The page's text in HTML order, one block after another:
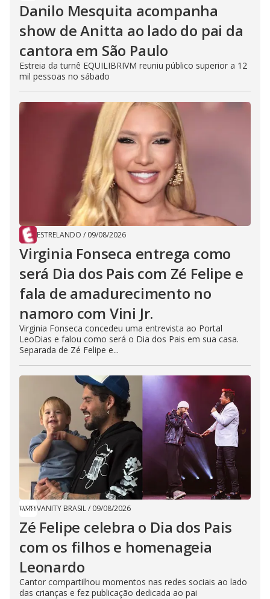
Danilo Mesquita acompanha
show de Anitta ao lado do pai da
cantora em São Paulo
Estreia da turnê EQUILIBRIVM reuniu público superior a 12
mil pessoas no sábado
ESTRELANDO / 09/08/2026
Virginia Fonseca entrega como
será Dia dos Pais com Zé Felipe e
fala de amadurecimento no
namoro com Vini Jr.
Virginia Fonseca concedeu uma entrevista ao Portal
LeoDias e falou como será o Dia dos Pais em sua casa.
Separada de Zé Felipe e...
VANITY BRASIL/ 09/08/2026
Zé Felipe celebra o Dia dos Pais
com os filhos e homenageia
Leonardo
Cantor compartilhou momentos nas redes sociais ao lado
das crianças e fez publicação dedicada ao pai